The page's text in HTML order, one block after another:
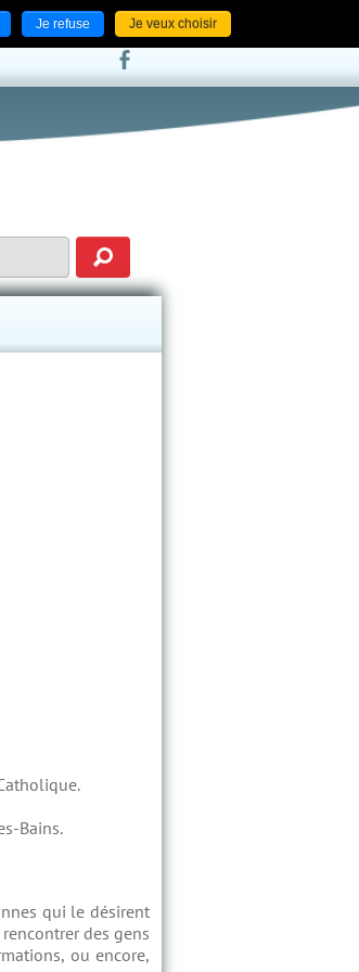
Je refuse Je veux choisir
NOS LIENS CONTACT
Bains.
qui le désirent
des gens
ou encore,